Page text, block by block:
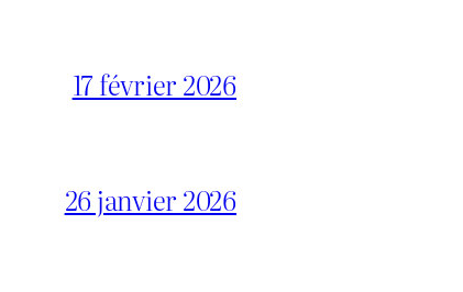
17 février 2026
26 janvier 2026